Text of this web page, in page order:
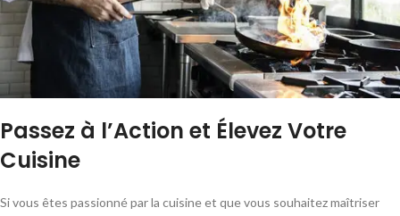
Passez à l’Action et Élevez Votre
Cuisine
Si vous êtes passionné par la cuisine et que vous souhaitez maîtriser